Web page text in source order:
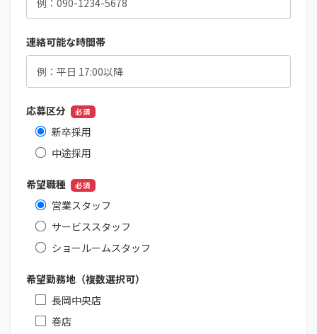
連絡可能な時間帯
応募区分 必須
新卒採用
中途採用
希望職種 必須
営業スタッフ
サービススタッフ
ショールームスタッフ
希望勤務地（複数選択可）
長岡中央店
巻店